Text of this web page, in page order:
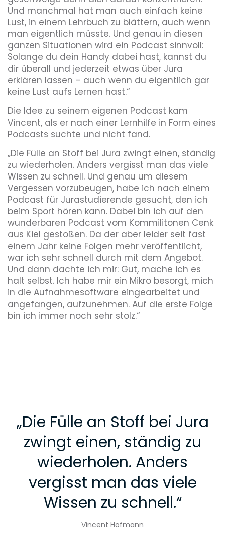
Und manchmal hat man auch einfach keine
Lust, in einem Lehrbuch zu blättern, auch wenn
man eigentlich müsste. Und genau in diesen
ganzen Situationen wird ein Podcast sinnvoll:
Solange du dein Handy dabei hast, kannst du
dir überall und jederzeit etwas über Jura
erklären lassen – auch wenn du eigentlich gar
keine Lust aufs Lernen hast.“
Die Idee zu seinem eigenen Podcast kam
Vincent, als er nach einer Lernhilfe in Form eines
Podcasts suchte und nicht fand.
„Die Fülle an Stoff bei Jura zwingt einen, ständig
zu wiederholen. Anders vergisst man das viele
Wissen zu schnell. Und genau um diesem
Vergessen vorzubeugen, habe ich nach einem
Podcast für Jurastudierende gesucht, den ich
beim Sport hören kann. Dabei bin ich auf den
wunderbaren Podcast vom Kommilitonen Cenk
aus Kiel gestoßen. Da der aber leider seit fast
einem Jahr keine Folgen mehr veröffentlicht,
war ich sehr schnell durch mit dem Angebot.
Und dann dachte ich mir: Gut, mache ich es
halt selbst. Ich habe mir ein Mikro besorgt, mich
in die Aufnahmesoftware eingearbeitet und
angefangen, aufzunehmen. Auf die erste Folge
bin ich immer noch sehr stolz.“
„Die Fülle an Stoff bei Jura
zwingt einen, ständig zu
wiederholen. Anders
vergisst man das viele
Wissen zu schnell.“
Vincent Hofmann